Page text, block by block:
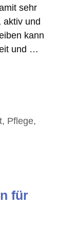
sehr
aktiv und
kann
und …
, Pflege,
für